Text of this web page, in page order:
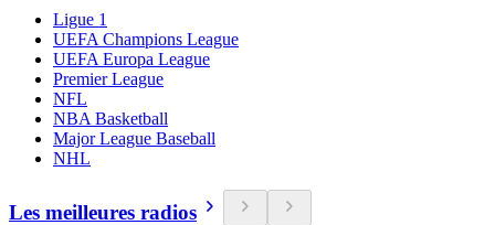
Ligue 1
UEFA Champions League
UEFA Europa League
Premier League
NFL
NBA Basketball
Major League Baseball
NHL
Les meilleures radios